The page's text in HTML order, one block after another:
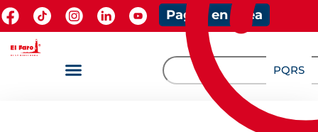
Pagos en línea
PQRS